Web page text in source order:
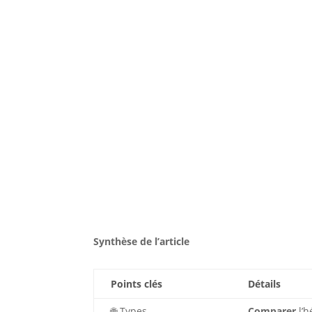
Synthèse de l’article
Points clés Détails